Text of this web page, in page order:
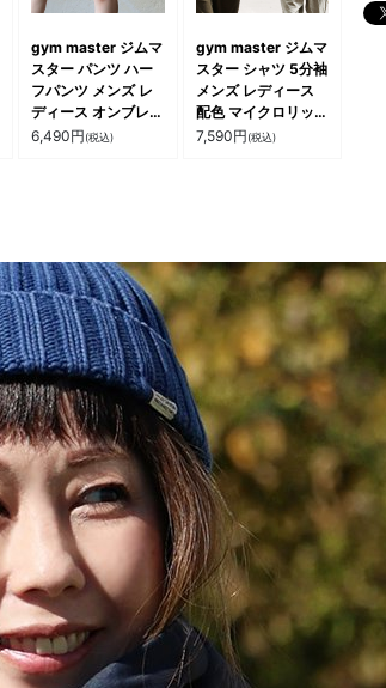
gym master ジムマ
スター パンツ ハー
フパンツ メンズ レ
ディース オンブレチ
ェック柄 綿100 コ
ア 夏 パティ
6,490円(税込)
gym master ジムマ
スター シャツ 5分袖
メンズ レディース
配色 マイクロリップ
メッシュ 異素材切り
7,590円(税込)